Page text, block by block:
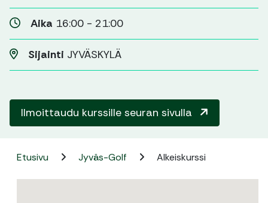
Aika 16:00 - 21:00
Sijainti JYVÄSKYLÄ
Ilmoittaudu kurssille seuran sivulla
Etusivu Jyväs-Golf Alkeiskurssi